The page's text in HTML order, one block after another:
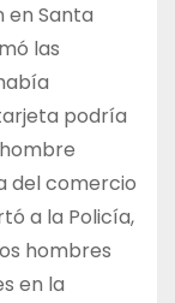
Santa
las
podría
del comercio
a la Policía,
hombres
en la